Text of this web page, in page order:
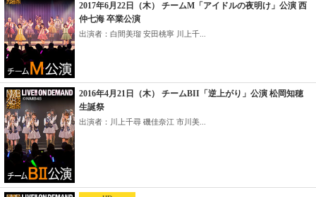
2017年6月22日（木） チームM「アイドルの夜明け」公演 西
仲七海 卒業公演
出演者：白間美瑠 安田桃寧 川上千...
2016年4月21日（木） チームBII「逆上がり」公演 松岡知穂
生誕祭
出演者：川上千尋 磯佳奈江 市川美...